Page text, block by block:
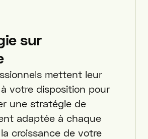
sur
mettent leur
votre disposition pour
une stratégie de
adaptée à chaque
croissance de votre